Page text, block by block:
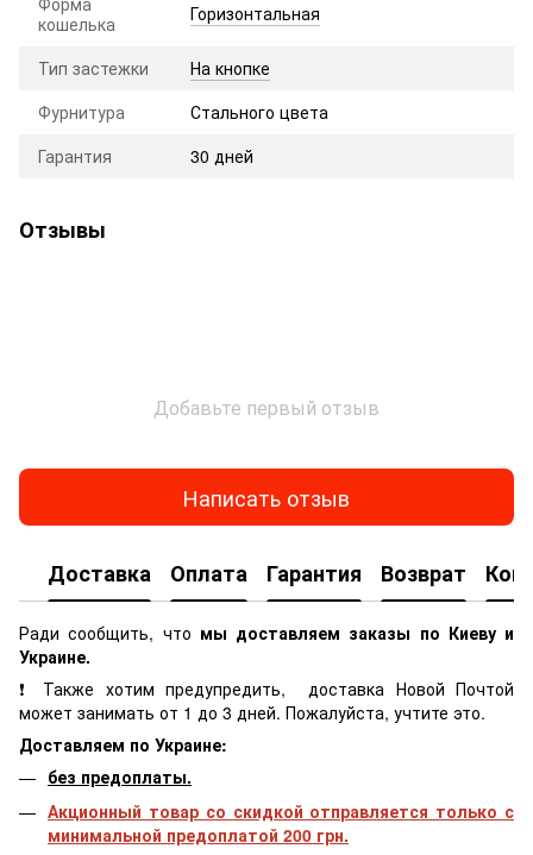
кошелька
Горизонтальная
Тип застежки
На кнопке
Фурнитура
Стального цвета
Гарантия
30 дней
Отзывы
Добавьте первый отзыв
Написать отзыв
Доставка Оплата Гарантия Возврат
Ради сообщить, что мы доставляем заказы по Киеву и
Украине.
❗ Также хотим предупредить, доставка Новой Почтой
может занимать от 1 до 3 дней. Пожалуйста, учтите это.
Доставляем по Украине:
без предоплаты.
Акционный товар со скидкой отправляется только с
минимальной предоплатой 200 грн.